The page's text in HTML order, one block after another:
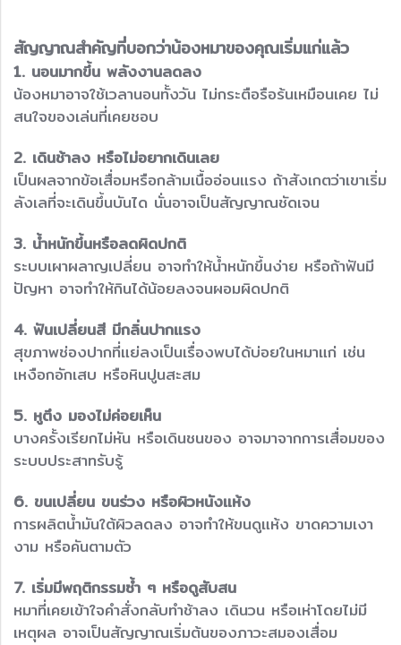
สัญญาณสำคัญที่บอกว่าน้องหมาของคุณเริ่มแก่แล้ว
1. นอนมากขึ้น พลังงานลดลง
น้องหมาอาจใช้เวลานอนทั้งวัน ไม่กระตือรือร้นเหมือนเคย ไม่
สนใจของเล่นที่เคยชอบ
2. เดินช้าลง หรือไม่อยากเดินเลย
เป็นผลจากข้อเสื่อมหรือกล้ามเนื้ออ่อนแรง ถ้าสังเกตว่าเขาเริ่ม
ลังเลที่จะเดินขึ้นบันได นั่นอาจเป็นสัญญาณชัดเจน
3. น้ำหนักขึ้นหรือลดผิดปกติ
ระบบเผาผลาญเปลี่ยน อาจทำให้น้ำหนักขึ้นง่าย หรือถ้าฟันมี
ปัญหา อาจทำให้กินได้น้อยลงจนผอมผิดปกติ
4. ฟันเปลี่ยนสี มีกลิ่นปากแรง
สุขภาพช่องปากที่แย่ลงเป็นเรื่องพบได้บ่อยในหมาแก่ เช่น
เหงือกอักเสบ หรือหินปูนสะสม
5. หูตึง มองไม่ค่อยเห็น
บางครั้งเรียกไม่หัน หรือเดินชนของ อาจมาจากการเสื่อมของ
ระบบประสาทรับรู้
6. ขนเปลี่ยน ขนร่วง หรือผิวหนังแห้ง
การผลิตน้ำมันใต้ผิวลดลง อาจทำให้ขนดูแห้ง ขาดความเงา
งาม หรือคันตามตัว
7. เริ่มมีพฤติกรรมซ้ำ ๆ หรือดูสับสน
หมาที่เคยเข้าใจคำสั่งกลับทำช้าลง เดินวน หรือเห่าโดยไม่มี
เหตุผล อาจเป็นสัญญาณเริ่มต้นของภาวะสมองเสื่อม